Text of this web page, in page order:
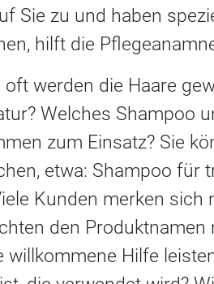
Sie zu und haben
hilft die
oft werden die Haare
Welches Shampoo
zum Einsatz? Sie
etwa: Shampoo für
Kunden merken
den
willkommene Hilfe